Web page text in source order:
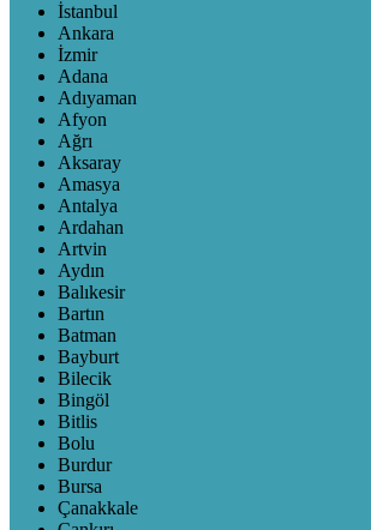
İstanbul
Ankara
İzmir
Adana
Adıyaman
Afyon
Ağrı
Aksaray
Amasya
Antalya
Ardahan
Artvin
Aydın
Balıkesir
Bartın
Batman
Bayburt
Bilecik
Bingöl
Bitlis
Bolu
Burdur
Bursa
Çanakkale